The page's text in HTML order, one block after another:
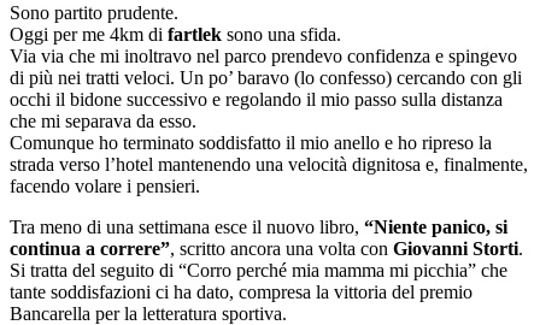
Sono partito prudente.
Oggi per me 4km di fartlek sono una sfida.
Via via che mi inoltravo nel parco prendevo confidenza e spingevo
di più nei tratti veloci. Un po’ baravo (lo confesso) cercando con gli
occhi il bidone successivo e regolando il mio passo sulla distanza
che mi separava da esso.
Comunque ho terminato soddisfatto il mio anello e ho ripreso la
strada verso l’hotel mantenendo una velocità dignitosa e, finalmente,
facendo volare i pensieri.
Tra meno di una settimana esce il nuovo libro, “Niente panico, si
continua a correre”, scritto ancora una volta con Giovanni Storti.
Si tratta del seguito di “Corro perché mia mamma mi picchia” che
tante soddisfazioni ci ha dato, compresa la vittoria del premio
Bancarella per la letteratura sportiva.